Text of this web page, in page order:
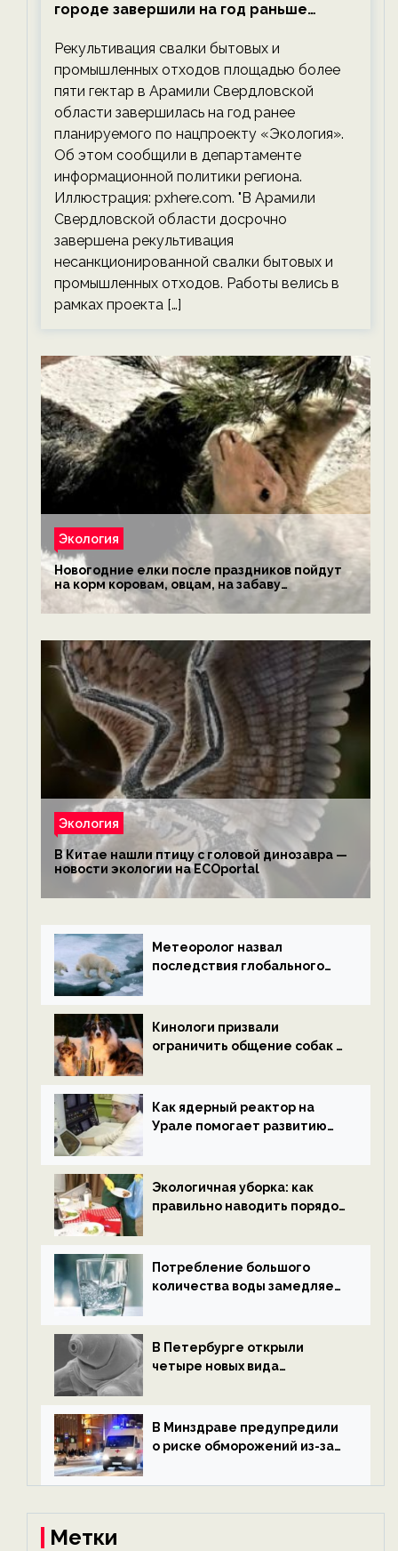
городе завершили на год раньше
экологии на ECOportal
Рекультивация свалки бытовых и
промышленных отходов площадью более
пяти гектар в Арамили Свердловской
области завершилась на год ранее
планируемого по нацпроекту «Экология».
Об этом сообщили в департаменте
информационной политики региона.
Иллюстрация: pxhere.com. "В Арамили
Свердловской области досрочно
завершена рекультивация
несанкционированной свалки бытовых и
промышленных отходов. Работы велись в
рамках проекта […]
Экология
Новогодние елки после праздников пойдут
на корм коровам, овцам, на забаву
обезьянам, львам и леопардам — новости
экологии на ECOportal
Экология
В Китае нашли птицу с головой динозавра —
новости экологии на ECOportal
Метеоролог назвал
последствия глобального
ECOportal
Кинологи призвали
ограничить общение собак с
ECOportal
Как ядерный реактор на
Урале помогает развитию
ECOportal
Экологичная уборка: как
правильно наводить порядок
Потребление большого
количества воды замедляет
В Петербурге открыли
четыре новых вида
экологии на ECOportal
В Минздраве предупредили
о риске обморожений из-за
на ECOportal
Метки